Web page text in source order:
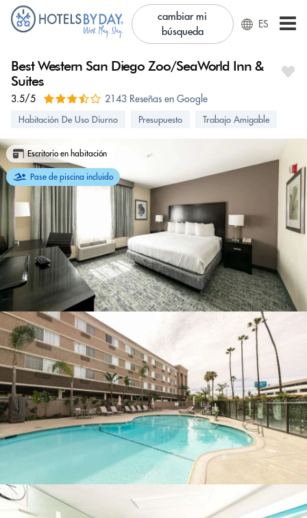
cambiar mi
búsqueda
ES
Best Western San Diego Zoo/SeaWorld Inn &
Suites
3.5/5 2143 Reseñas en Google
Habitación De Uso Diurno Presupuesto Trabajo Amigable
Escritorio en habitación
Pase de piscina incluido